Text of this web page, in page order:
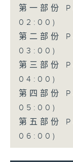
第一部份
02:00)
第二部份
03:00)
第三部份
04:00)
第四部份
05:00)
第五部份
06:00)